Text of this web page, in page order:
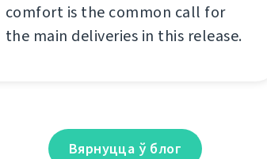
comfort is the common call for
the main deliveries in this release.
Вярнуцца ў блог